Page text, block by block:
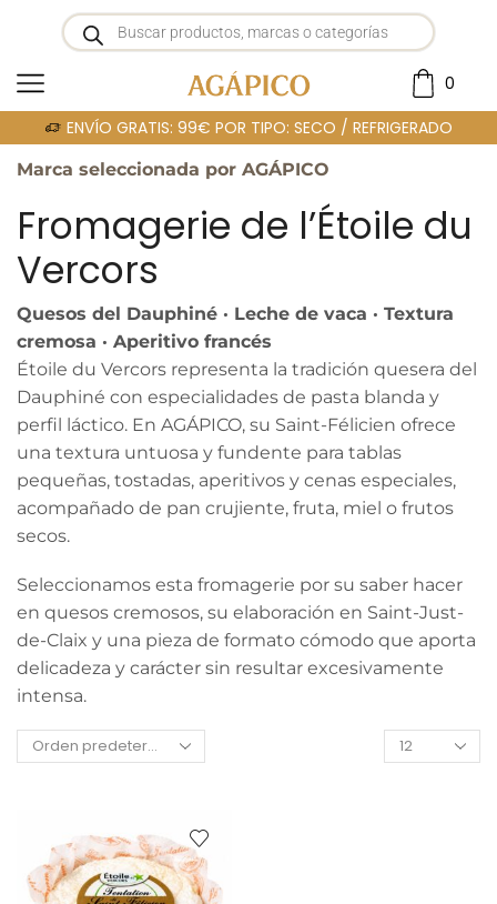
0
ENVÍO GRATIS: 99€ POR TIPO: SECO / REFRIGERADO
Portada»ETOILE DU VERCORS
Marca seleccionada por AGÁPICO
Fromagerie de l’Étoile du
Vercors
Quesos del Dauphiné · Leche de vaca · Textura
cremosa · Aperitivo francés
Étoile du Vercors representa la tradición quesera del
Dauphiné con especialidades de pasta blanda y
perfil láctico. En AGÁPICO, su Saint-Félicien ofrece
una textura untuosa y fundente para tablas
pequeñas, tostadas, aperitivos y cenas especiales,
acompañado de pan crujiente, fruta, miel o frutos
secos.
Seleccionamos esta fromagerie por su saber hacer
en quesos cremosos, su elaboración en Saint-Just-
de-Claix y una pieza de formato cómodo que aporta
delicadeza y carácter sin resultar excesivamente
intensa.